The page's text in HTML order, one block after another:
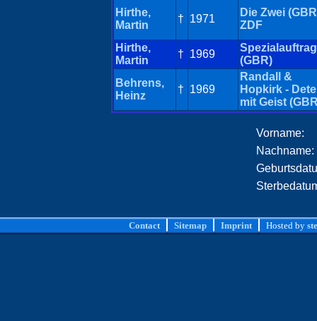
Hirthe,
Martin
† 1971
Die Zwei
ZDF
Hirthe,
Martin
† 1969
Spezialauftrag
(GBR)
Behrens,
Heinz
† 1969
Randall &
Hopkirk -
mit Geist
Vorname:
Nachname:
Contact Sitemap Imprint Hosted by